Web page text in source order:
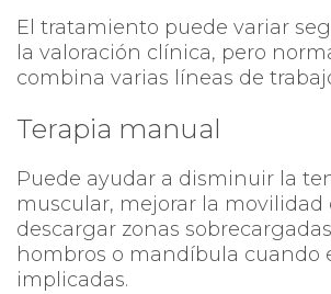
El tratamiento puede variar
la valoración clínica, pero
combina varias líneas de
Terapia manual
Puede ayudar a disminuir la
muscular, mejorar la movilidad
descargar zonas
hombros o mandíbula cuando
implicadas.